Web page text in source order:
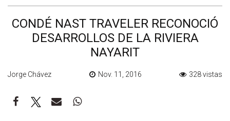
CONDÉ NAST TRAVELER RECONOCIÓ
DESARROLLOS DE LA RIVIERA
NAYARIT
Jorge Chávez Nov. 11, 2016 328 vistas